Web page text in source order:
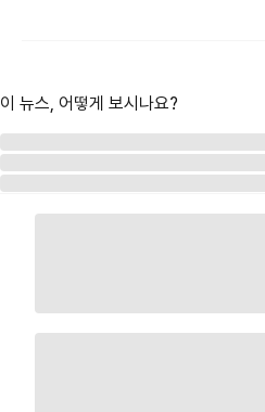
이 뉴스, 어떻게 보시나요?